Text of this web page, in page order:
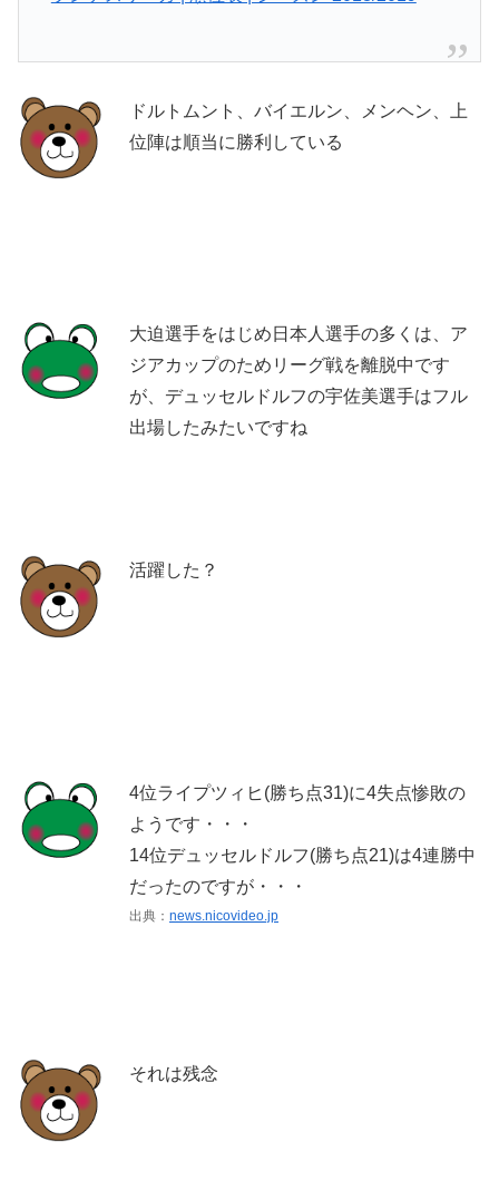
ドルトムント、バイエルン、メンヘン、上
位陣は順当に勝利している
大迫選手をはじめ日本人選手の多くは、ア
ジアカップのためリーグ戦を離脱中です
が、デュッセルドルフの宇佐美選手はフル
出場したみたいですね
活躍した？
4位ライプツィヒ(勝ち点31)に4失点惨敗の
ようです・・・
14位デュッセルドルフ(勝ち点21)は4連勝中
だったのですが・・・
出典： news.nicovideo.jp
それは残念